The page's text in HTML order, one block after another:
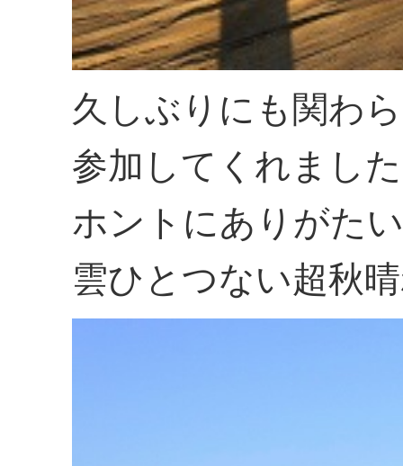
久しぶりにも関わ
参加してくれまし
ホントにありがた
雲ひとつない超秋